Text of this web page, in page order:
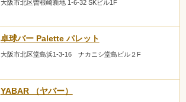
大阪市北区曽根崎新地 1-6-32 SKビル1F
卓球バー Palette パレット
大阪市北区堂島浜1-3-16 ナカニシ堂島ビル２F
YABAR （ヤバー）